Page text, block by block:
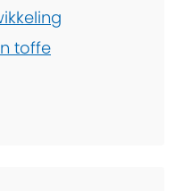
toffe